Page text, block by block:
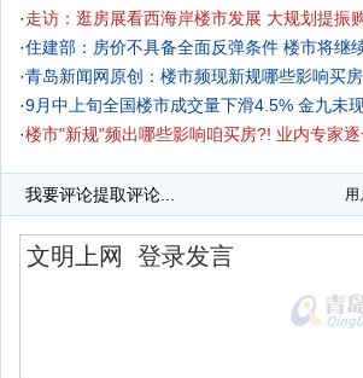
·走访：逛房展看西海岸楼市发展 大规划提振
·住建部：房价不具备全面反弹条件 楼市将继
·青岛新闻网原创：楼市频现新规哪些影响买房
·9月中上旬全国楼市成交量下滑4.5% 金九未
·楼市"新规"频出哪些影响咱买房?! 业内专家
我要评论提取评论... 用